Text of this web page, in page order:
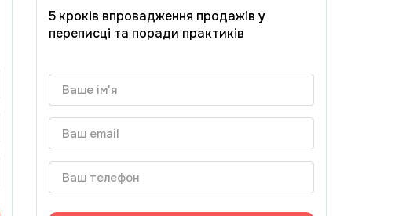
5 кроків впровадження продажів у
переписці та поради практиків